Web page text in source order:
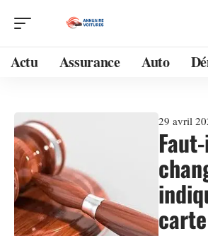
Actu Assurance Auto
29 avril